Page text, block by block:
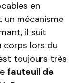
en
mécanisme
il suit
corps lors du
toujours très
fauteuil de